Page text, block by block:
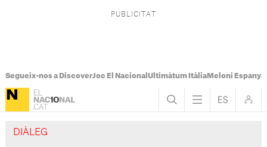
Segueix-nos a DiscoverJoc El Nacional Ultimàtum ItàliaMeloni Espanya
DIÀLEG